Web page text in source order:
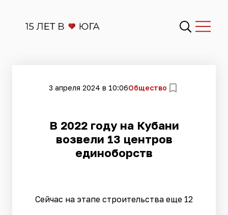
3 апреля 2024 в 10:06Общество
В 2022 году на Кубани
возвели 13 центров
единоборств
Сейчас на этапе строительства еще 12